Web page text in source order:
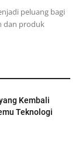
peluang bagi
dan produk
Kembali
Teknologi